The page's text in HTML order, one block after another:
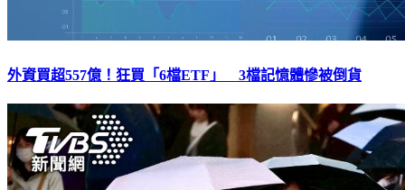
外資買超557億！狂買「6檔ETF」 3檔記憶體慘被倒貨